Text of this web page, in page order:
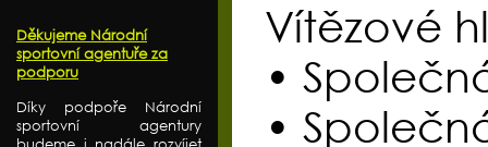
Děkujeme Národní
sportovní agentuře za
podporu
Díky podpoře Národní
sportovní agentury
Vítězové
•
•